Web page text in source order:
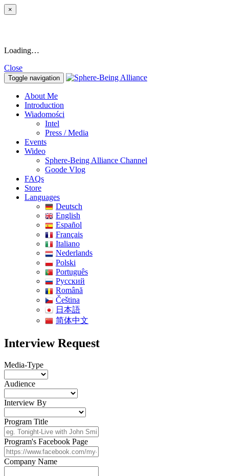
×
Loading…
Close
Toggle navigation
About Me
Introduction
Wiadomości
Intel
Press / Media
Events
Wideo
Sphere-Being Alliance Channel
Goode Vlog
FAQs
Store
Languages
Deutsch
English
Español
Français
Italiano
Nederlands
Polski
Português
Pусский
Română
Čeština
日本語
简体中文
Interview Request
Media-Type
Audience
Interview By
Program Title
Program's Facebook Page
Company Name